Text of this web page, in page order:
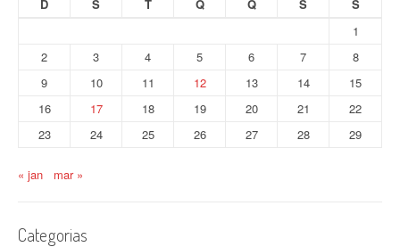
D S T Q Q S
S
1
2
3 4 5 6 7
8
9
10 11 12 13 14
15
16
17 18 19 20 21
22
23
24 25 26 27 28 29
« jan mar »
Categorias